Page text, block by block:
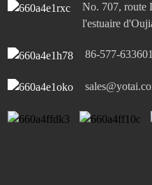
No. 707, route
l'estuaire
86-577-